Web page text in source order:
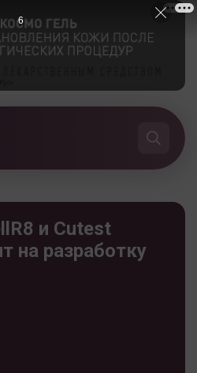
и Cutest
на разработку
5